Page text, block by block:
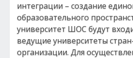
интеграции – создание
образовательного
университет ШОС будут
ведущие университеты
организации. Для